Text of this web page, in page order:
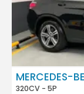
MERCEDES-
320CV - 5P